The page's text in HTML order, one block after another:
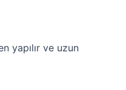
yapılır ve uzun